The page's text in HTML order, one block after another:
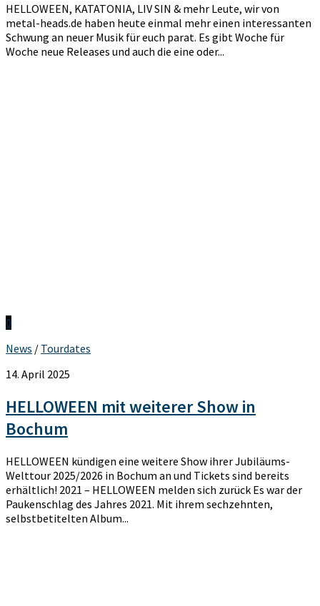
HELLOWEEN, KATATONIA, LIV SIN & mehr Leute, wir von
metal-heads.de haben heute einmal mehr einen interessanten
Schwung an neuer Musik für euch parat. Es gibt Woche für
Woche neue Releases und auch die eine oder...
0
News / Tourdates
14. April 2025
HELLOWEEN mit weiterer Show in
Bochum
HELLOWEEN kündigen eine weitere Show ihrer Jubiläums-
Welttour 2025/2026 in Bochum an und Tickets sind bereits
erhältlich! 2021 – HELLOWEEN melden sich zurück Es war der
Paukenschlag des Jahres 2021. Mit ihrem sechzehnten,
selbstbetitelten Album...